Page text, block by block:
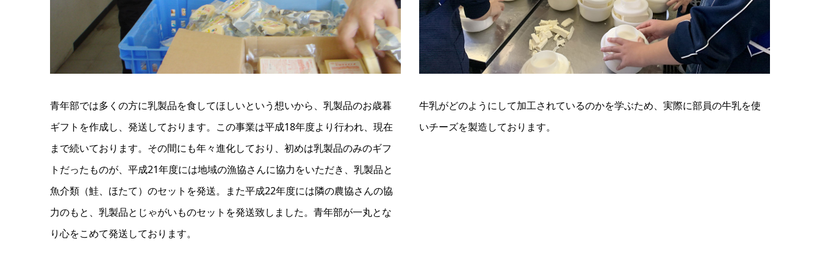
青年部では多くの方に乳製品を食してほしいという想いから、乳製品のお歳暮
ギフトを作成し、発送しております。この事業は平成18年度より行われ、現在
まで続いております。その間にも年々進化しており、初めは乳製品のみのギフ
トだったものが、平成21年度には地域の漁協さんに協力をいただき、乳製品と
魚介類（鮭、ほたて）のセットを発送。また平成22年度には隣の農協さんの協
力のもと、乳製品とじゃがいものセットを発送致しました。青年部が一丸とな
り心をこめて発送しております。
牛乳がどのようにして加工されているのかを学ぶため、実際に部員の牛乳を使
いチーズを製造しております。